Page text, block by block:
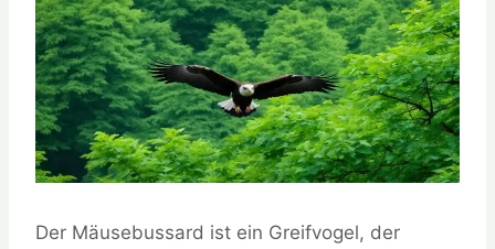
Der Mäusebussard ist ein Greifvogel, der